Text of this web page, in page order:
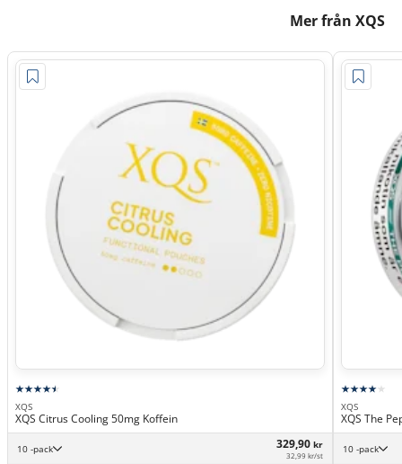
Mer från XQS
XQS
XQS Citrus Cooling 50mg Koffein
10 -pack 329,90 kr
32,99 kr/st
XQS
XQS The
10 -pack